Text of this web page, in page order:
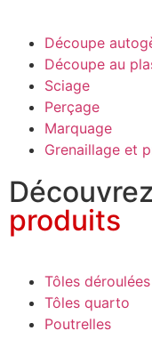
Découpe
Découpe au
Sciage
Perçage
Marquage
Grenaillage et
produits
Tôles déroulées
Tôles quarto
Poutrelles